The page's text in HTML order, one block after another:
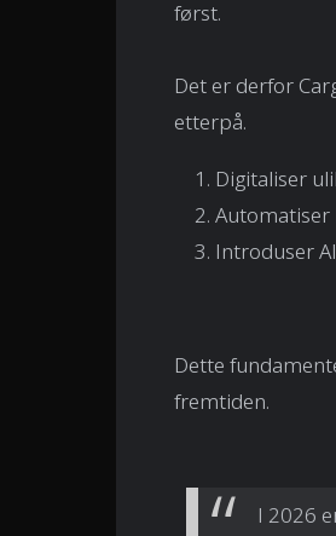
først.
Det er derfor
etterpå.
Digitaliser
Automatiser
Introduser
Dette
fremtiden.
I 2026